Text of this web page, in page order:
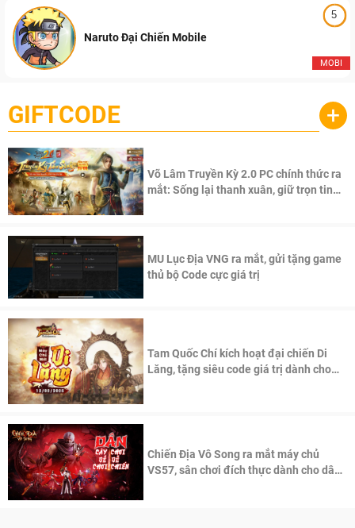
5
MOBI
Naruto Đại Chiến Mobile
GIFTCODE +
Võ Lâm Truyền Kỳ 2.0 PC chính thức ra
mắt: Sống lại thanh xuân, giữ trọn tinh
MU Lục Địa VNG ra mắt, gửi tặng game
thủ bộ Code cực giá trị
Tam Quốc Chí kích hoạt đại chiến Di
Lăng, tặng siêu code giá trị dành cho
Chiến Địa Vô Song ra mắt máy chủ
VS57, sân chơi đích thực dành cho dân